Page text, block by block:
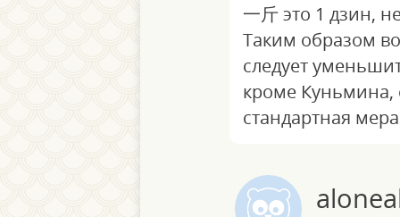
一斤 это 1 дзин,
Таким образом
следует
кроме Куньмина,
стандартная